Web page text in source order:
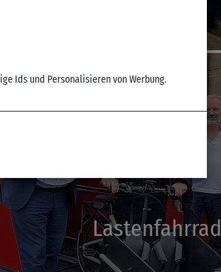
Lastenfahrrad
Ids und Personalisieren von Werbung.